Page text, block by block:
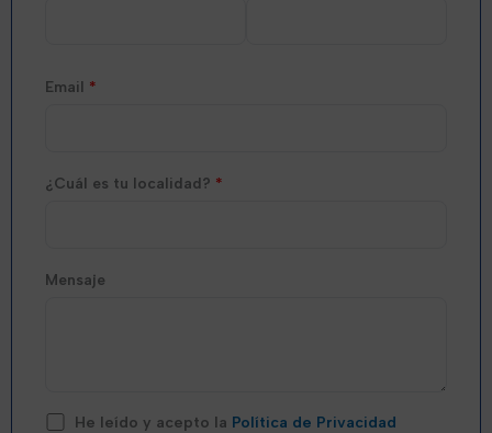
Email *
¿Cuál es tu localidad? *
Mensaje
He leído y acepto la Política de Privacidad